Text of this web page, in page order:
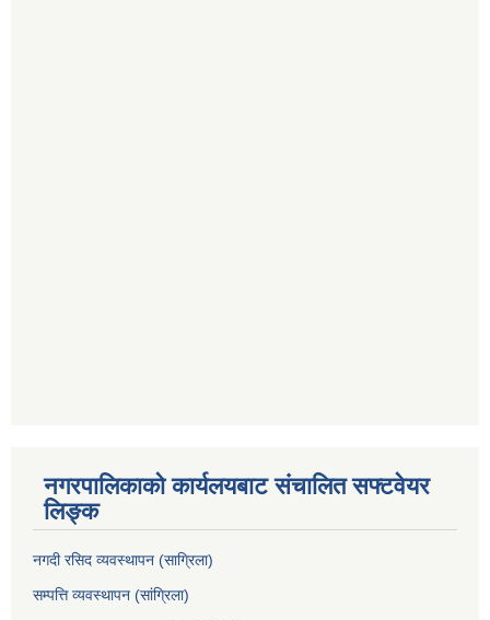
नगरपालिकाको कार्यलयबाट संचालित सफ्टवेयर
लिङ्क
नगदी रसिद व्यवस्थापन (साग्रिला)
सम्पत्ति व्यवस्थापन (सांग्रिला)